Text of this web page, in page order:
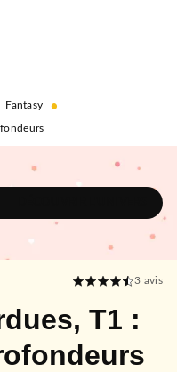
Fantasy •
3 avis
T1 :